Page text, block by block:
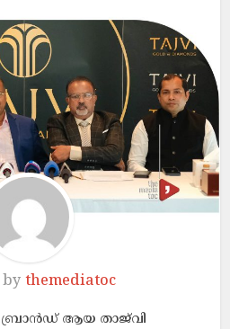
themediatoc
ബ്രാൻഡ് ആയ താജ്‌വി